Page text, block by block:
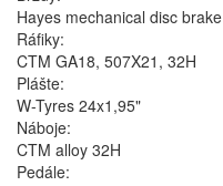
Hayes mechanical disc brake
Ráfiky:
CTM GA18, 507X21, 32H
Plášte:
W-Tyres 24x1,95"
Náboje:
CTM alloy 32H
Pedále: